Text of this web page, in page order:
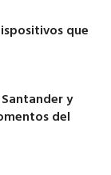
que
y
del